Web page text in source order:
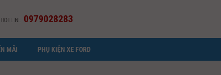
HOTLINE 0979028283
MÃI PHỤ KIỆN XE FORD